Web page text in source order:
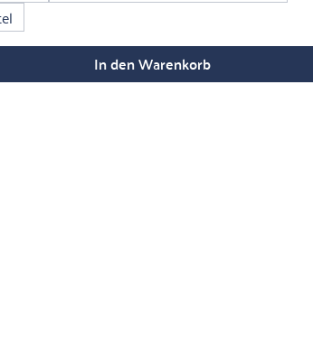
den gewünschten Wert ein
In den Warenkorb